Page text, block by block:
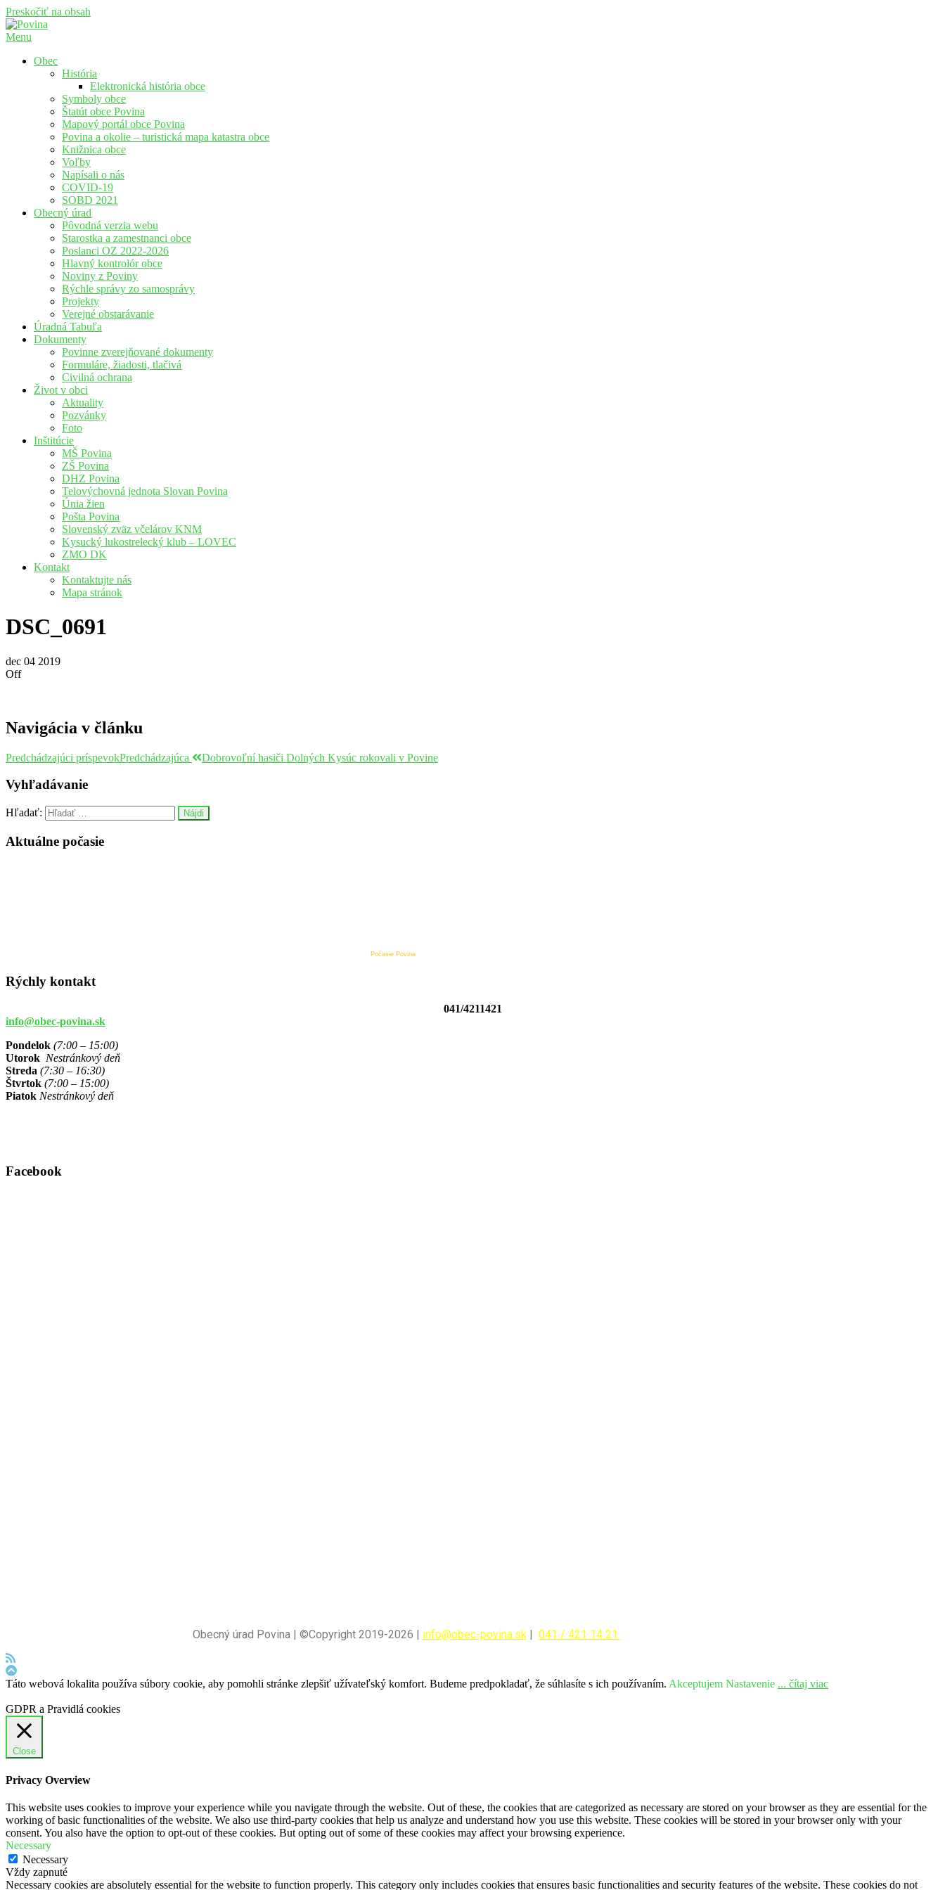
Preskočiť na obsah
Menu
Obec
História
Elektronická história obce
Symboly obce
Štatút obce Povina
Mapový portál obce Povina
Povina a okolie – turistická mapa katastra obce
Knižnica obce
Voľby
Napísali o nás
COVID-19
SOBD 2021
Obecný úrad
Pôvodná verzia webu
Starostka a zamestnanci obce
Poslanci OZ 2022-2026
Hlavný kontrolór obce
Noviny z Poviny
Rýchle správy zo samosprávy
Projekty
Verejné obstarávanie
Úradná Tabuľa
Dokumenty
Povinne zverejňované dokumenty
Formuláre, žiadosti, tlačivá
Civilná ochrana
Život v obci
Aktuality
Pozvánky
Foto
Inštitúcie
MŠ Povina
ZŠ Povina
DHZ Povina
Telovýchovná jednota Slovan Povina
Únia žien
Pošta Povina
Slovenský zväz včelárov KNM
Kysucký lukostrelecký klub – LOVEC
ZMO DK
Kontakt
Kontaktujte nás
Mapa stránok
DSC_0691
dec 04 2019
Off
Navigácia v článku
Predchádzajúci príspevokPredchádzajúca Dobrovoľní hasiči Dolných Kysúc rokovali v Povine
Vyhľadávanie
Hľadať:
Aktuálne počasie
Počasie Povina
Rýchly kontakt
041/4211421
info@obec-povina.sk
Pondelok (7:00 – 15:00)
Utorok Nestránkový deň
Streda (7:30 – 16:30)
Štvrtok (7:00 – 15:00)
Piatok Nestránkový deň
Facebook
Obecný úrad Povina | ©Copyright 2019-2026 | info@obec-povina.sk 041 / 421 14 21
Táto webová lokalita používa súbory cookie, aby pomohli stránke zlepšiť užívateľský komfort. Budeme predpokladať, že súhlasíte s ich používaním. Akceptujem Nastavenie ... čítaj viac
GDPR a Pravidlá cookies
Close
Privacy Overview
This website uses cookies to improve your experience while you navigate through the website. Out of these, the cookies that are categorized as necessary are stored on your browser as they are essential for the
working of basic functionalities of the website. We also use third-party cookies that help us analyze and understand how you use this website. These cookies will be stored in your browser only with your
consent. You also have the option to opt-out of these cookies. But opting out of some of these cookies may affect your browsing experience.
Necessary
Necessary
Vždy zapnuté
Necessary cookies are absolutely essential for the website to function properly. This category only includes cookies that ensures basic functionalities and security features of the website. These cookies do not